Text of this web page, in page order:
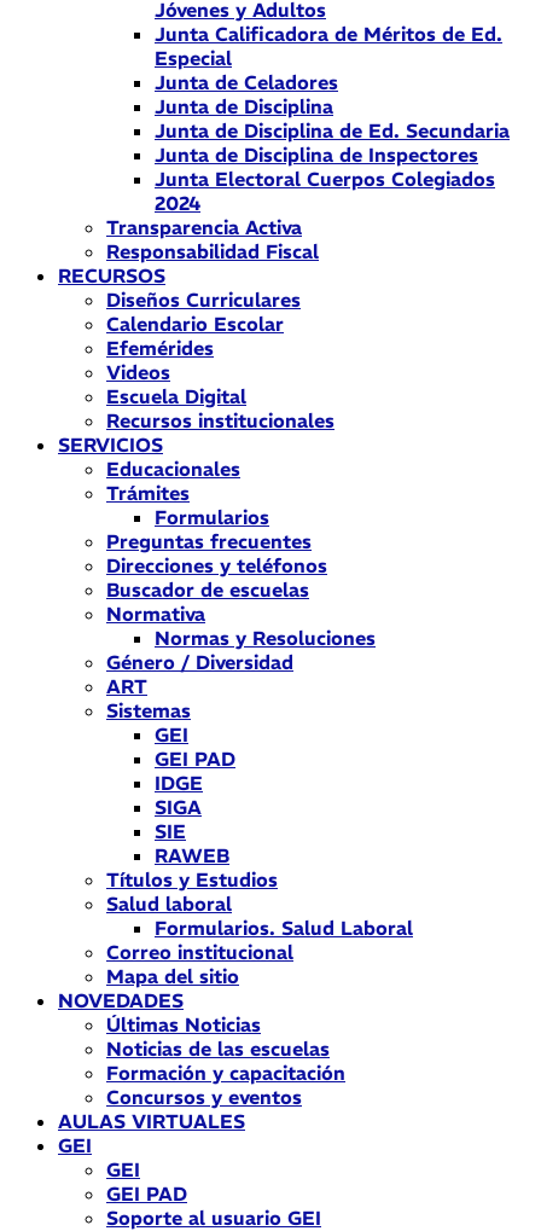
Jóvenes y Adultos
Junta Calificadora de Méritos de Ed.
Especial
Junta de Celadores
Junta de Disciplina
Junta de Disciplina de Ed. Secundaria
Junta de Disciplina de Inspectores
Junta Electoral Cuerpos Colegiados
2024
Transparencia Activa
Responsabilidad Fiscal
RECURSOS
Diseños Curriculares
Calendario Escolar
Efemérides
Videos
Escuela Digital
Recursos institucionales
SERVICIOS
Educacionales
Trámites
Formularios
Preguntas frecuentes
Direcciones y teléfonos
Buscador de escuelas
Normativa
Normas y Resoluciones
Género / Diversidad
ART
Sistemas
GEI
GEI PAD
IDGE
SIGA
SIE
RAWEB
Títulos y Estudios
Salud laboral
Formularios. Salud Laboral
Correo institucional
Mapa del sitio
NOVEDADES
Últimas Noticias
Noticias de las escuelas
Formación y capacitación
Concursos y eventos
AULAS VIRTUALES
GEI
GEI
GEI PAD
Soporte al usuario GEI